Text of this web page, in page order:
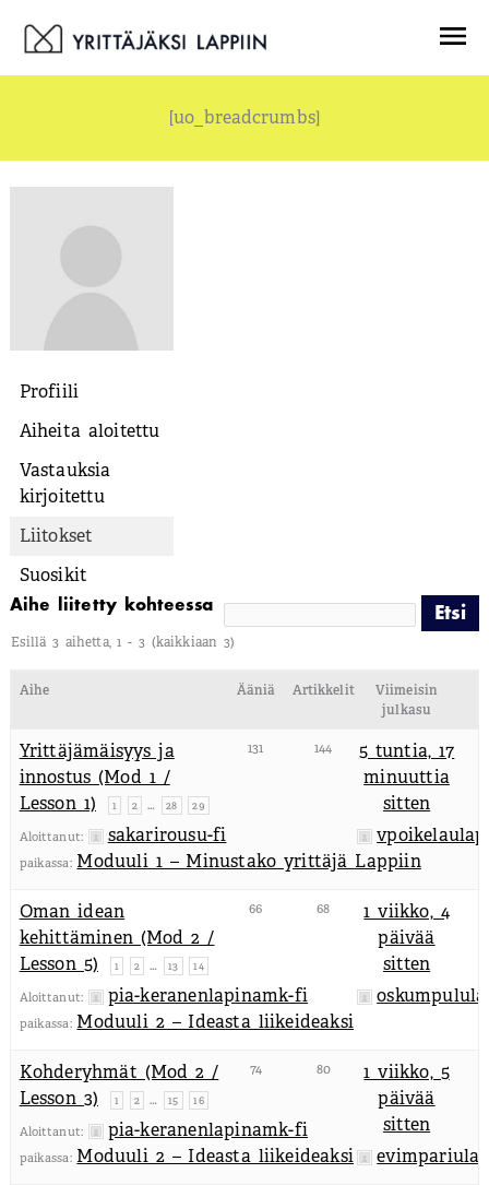
sisältöön
[uo_breadcrumbs]
Profiili
Aiheita aloitettu
Vastauksia
kirjoitettu
Liitokset
Suosikit
Aihe liitetty kohteessa
Esillä 3 aihetta, 1 - 3 (kaikkiaan 3)
Aihe Ääniä Artikkelit
Viimeisin
julkasu
Yrittäjämäisyys ja
innostus (Mod 1 /
Lesson 1)
1 2 … 28 29
Aloittanut: sakarirousu-fi
paikassa: Moduuli 1 – Minustako yrittäjä Lappiin
131 144
5 tuntia, 17
minuuttia
sitten
Oman idean
kehittäminen (Mod 2 /
Lesson 5)
1 2 … 13 14
Aloittanut: pia-keranenlapinamk-fi
paikassa: Moduuli 2 – Ideasta liikeideaksi
66 68
1 viikko, 4
päivää
sitten
Kohderyhmät (Mod 2 /
Lesson 3)
1 2 … 15 16
Aloittanut: pia-keranenlapinamk-fi
paikassa: Moduuli 2 – Ideasta liikeideaksi
74 80
1 viikko, 5
päivää
sitten